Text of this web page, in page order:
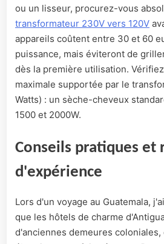
ou un lisseur, procurez-vous
transformateur 230V vers 120V
appareils coûtent entre 30 et 60
puissance, mais éviteront de
dès la première utilisation.
maximale supportée par le
Watts) : un sèche-cheveux
1500 et 2000W.
Conseils pratiques et
d'expérience
Lors d'un voyage au Guatemala,
que les hôtels de charme
d'anciennes demeures